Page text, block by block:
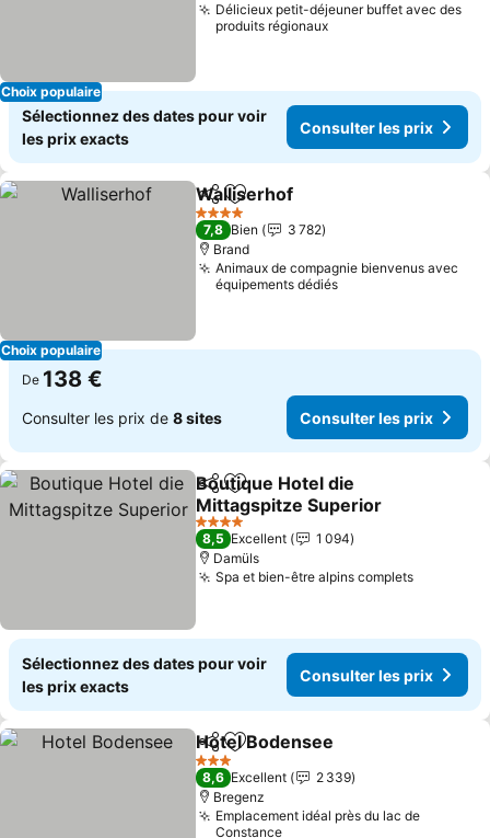
Choix populaire
Délicieux petit-déjeuner buffet avec des
produits régionaux
Sélectionnez des dates pour voir
les prix exacts
Consulter les prix
Choix populaire
PartagerAjouter à mes favoris
Walliserhof
4 Étoiles
7,8 Bien
3 782
Brand
Animaux de compagnie bienvenus avec
équipements dédiés
De 138 €
Consulter les prix de 8 sites Consulter les prix
PartagerAjouter à mes favoris
Boutique Hotel die
Mittagspitze Superior
4 Étoiles
8,5 Excellent
1 094
Damüls
Spa et bien-être alpins complets
Sélectionnez des dates pour voir
les prix exacts
Consulter les prix
PartagerAjouter à mes favoris
Hotel Bodensee
3 Étoiles
8,6 Excellent
2 339
Bregenz
Emplacement idéal près du lac de
Constance